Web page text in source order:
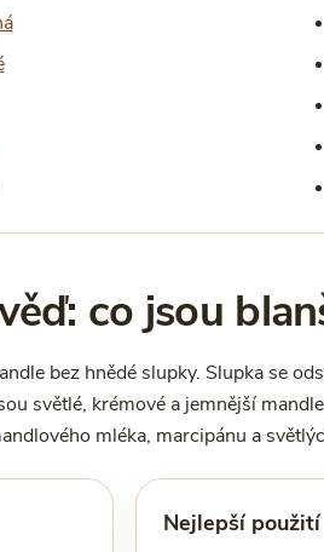
co jsou
bez hnědé slupky. Slupka se
světlé, krémové a jemnější
mléka, marcipánu a
Nejlepší použití